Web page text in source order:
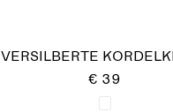
VERSILBERTE
€ 39